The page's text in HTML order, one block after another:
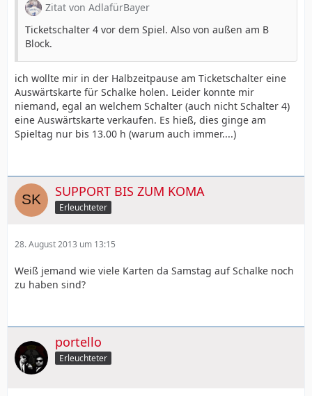
Zitat von AdlafürBayer
Ticketschalter 4 vor dem Spiel. Also von außen am B
Block.
ich wollte mir in der Halbzeitpause am Ticketschalter eine
Auswärtskarte für Schalke holen. Leider konnte mir
niemand, egal an welchem Schalter (auch nicht Schalter 4)
eine Auswärtskarte verkaufen. Es hieß, dies ginge am
Spieltag nur bis 13.00 h (warum auch immer....)
SUPPORT BIS ZUM KOMA
Erleuchteter
28. August 2013 um 13:15
Weiß jemand wie viele Karten da Samstag auf Schalke noch
zu haben sind?
portello
Erleuchteter